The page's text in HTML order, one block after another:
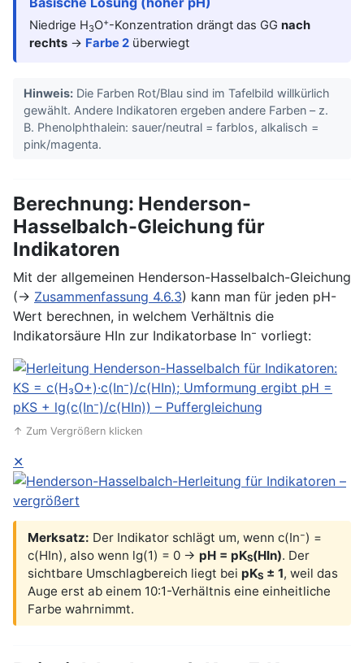
Niedrige H3O+-Konzentration drängt das GG nach
rechts → Farbe 2 überwiegt
Hinweis:Die Farben Rot/Blau sind im Tafelbild willkürlich
gewählt. Andere Indikatoren ergeben andere Farben – z.
B. Phenolphthalein: sauer/neutral = farblos, alkalisch =
pink/magenta.
Berechnung: Henderson-
Hasselbalch-Gleichung für
Indikatoren
Mit der allgemeinen Henderson-Hasselbalch-Gleichung
(→ Zusammenfassung 4.6.3) kann man für jeden pH-
Wert berechnen, in welchem Verhältnis die
Indikatorsäure HIn zur Indikatorbase In⁻ vorliegt:
↑ Zum Vergrößern klicken
✕
Merksatz: Der Indikator schlägt um, wenn c(In⁻) =
c(HIn), also wenn lg(1) = 0 → pH = pKS(HIn). Der
sichtbare Umschlagbereich liegt bei pKS ± 1, weil das
Auge erst ab einem 10:1-Verhältnis eine einheitliche
Farbe wahrnimmt.